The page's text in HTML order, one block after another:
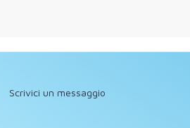
Scrivici un messaggio